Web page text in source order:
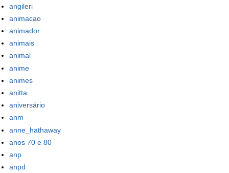
angileri
animacao
animador
animais
animal
anime
animes
anitta
aniversário
anm
anne_hathaway
anos 70 e 80
anp
anpd